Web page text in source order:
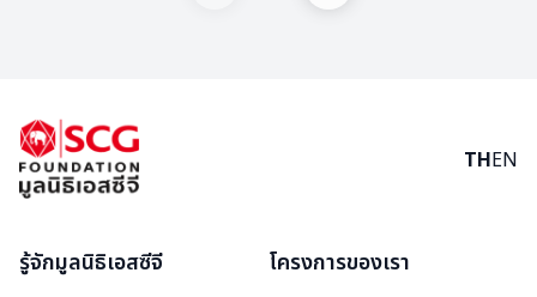
THEN
รู้จักมูลนิธิเอสซีจี โครงการของเรา